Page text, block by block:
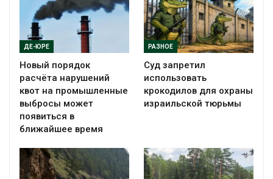
ДЕ-ЮРЕ
Новый порядок
расчёта нарушений
квот на промышленные
выбросы может
появиться в
ближайшее время
РАЗНОЕ
Суд запретил
использовать
крокодилов для охраны
израильской тюрьмы